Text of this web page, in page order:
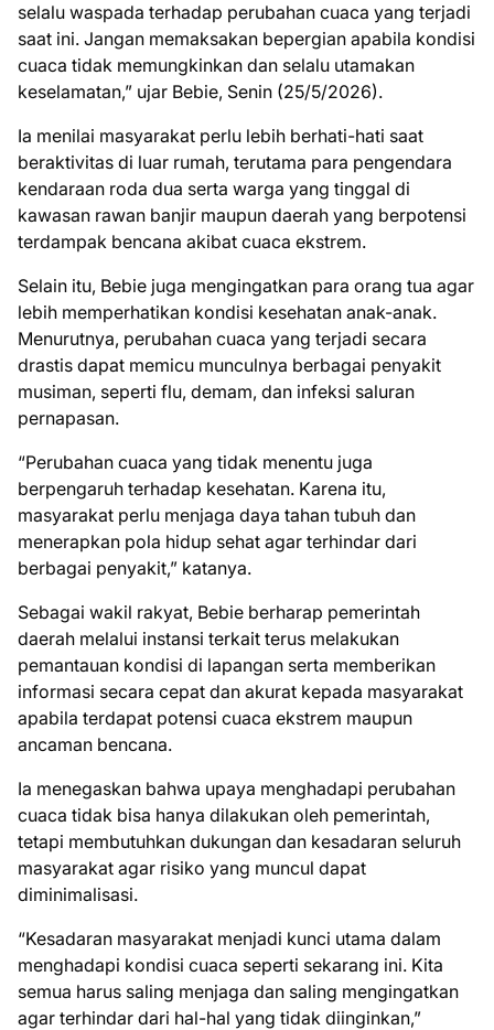
selalu waspada terhadap perubahan cuaca yang terjadi
saat ini. Jangan memaksakan bepergian apabila kondisi
cuaca tidak memungkinkan dan selalu utamakan
keselamatan,” ujar Bebie, Senin (25/5/2026).
Ia menilai masyarakat perlu lebih berhati-hati saat
beraktivitas di luar rumah, terutama para pengendara
kendaraan roda dua serta warga yang tinggal di
kawasan rawan banjir maupun daerah yang berpotensi
terdampak bencana akibat cuaca ekstrem.
Selain itu, Bebie juga mengingatkan para orang tua agar
lebih memperhatikan kondisi kesehatan anak-anak.
Menurutnya, perubahan cuaca yang terjadi secara
drastis dapat memicu munculnya berbagai penyakit
musiman, seperti flu, demam, dan infeksi saluran
pernapasan.
“Perubahan cuaca yang tidak menentu juga
berpengaruh terhadap kesehatan. Karena itu,
masyarakat perlu menjaga daya tahan tubuh dan
menerapkan pola hidup sehat agar terhindar dari
berbagai penyakit,” katanya.
Sebagai wakil rakyat, Bebie berharap pemerintah
daerah melalui instansi terkait terus melakukan
pemantauan kondisi di lapangan serta memberikan
informasi secara cepat dan akurat kepada masyarakat
apabila terdapat potensi cuaca ekstrem maupun
ancaman bencana.
Ia menegaskan bahwa upaya menghadapi perubahan
cuaca tidak bisa hanya dilakukan oleh pemerintah,
tetapi membutuhkan dukungan dan kesadaran seluruh
masyarakat agar risiko yang muncul dapat
diminimalisasi.
“Kesadaran masyarakat menjadi kunci utama dalam
menghadapi kondisi cuaca seperti sekarang ini. Kita
semua harus saling menjaga dan saling mengingatkan
agar terhindar dari hal-hal yang tidak diinginkan,”